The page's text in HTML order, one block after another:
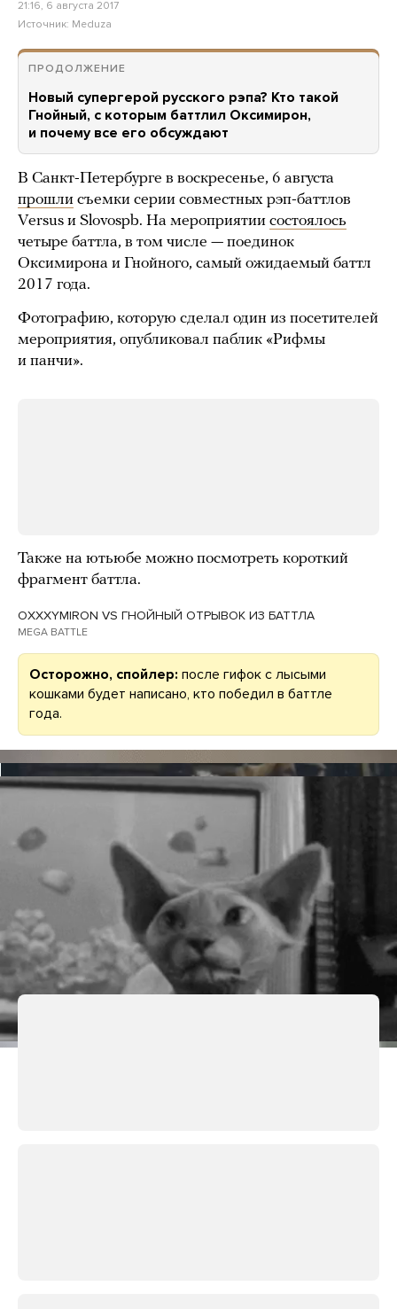
21:16, 6 августа 2017
Источник: Meduza
ПРОДОЛЖЕНИЕ
Новый супергерой русского рэпа? Кто такой
Гнойный, с которым баттлил Оксимирон,
и почему все его обсуждают
В Санкт-Петербурге в воскресенье, 6 августа
прошли съемки серии совместных рэп-баттлов
Versus и Slovospb. На мероприятии состоялось
четыре баттла, в том числе — поединок
Оксимирона и Гнойного, самый ожидаемый баттл
2017 года.
Фотографию, которую сделал один из посетителей
мероприятия, опубликовал паблик «Рифмы
и панчи».
Также на ютьюбе можно посмотреть короткий
фрагмент баттла.
OXXXYMIRON VS ГНОЙНЫЙ ОТРЫВОК ИЗ БАТТЛА
MEGA BATTLE
Осторожно, спойлер: после гифок с лысыми
кошками будет написано, кто победил в баттле
года.
Организаторы мероприятия традиционно
не публикуют видео сразу после баттла и просят
зрителей не раскрывать результаты. Тем не менее,
в соцсетях появились сообщения о том, что победу
одержал рэпер Гнойный — все пять судей
присудили ему победу, посчитав, что в двух из трех
раундов он был сильнее. Два источника,
присутствовавшие на баттле, подтвердили
«Медузе» эту информацию.